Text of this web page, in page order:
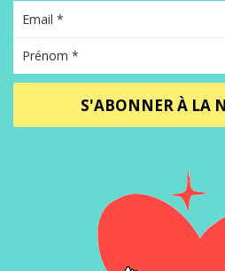
S'ABONNER À LA